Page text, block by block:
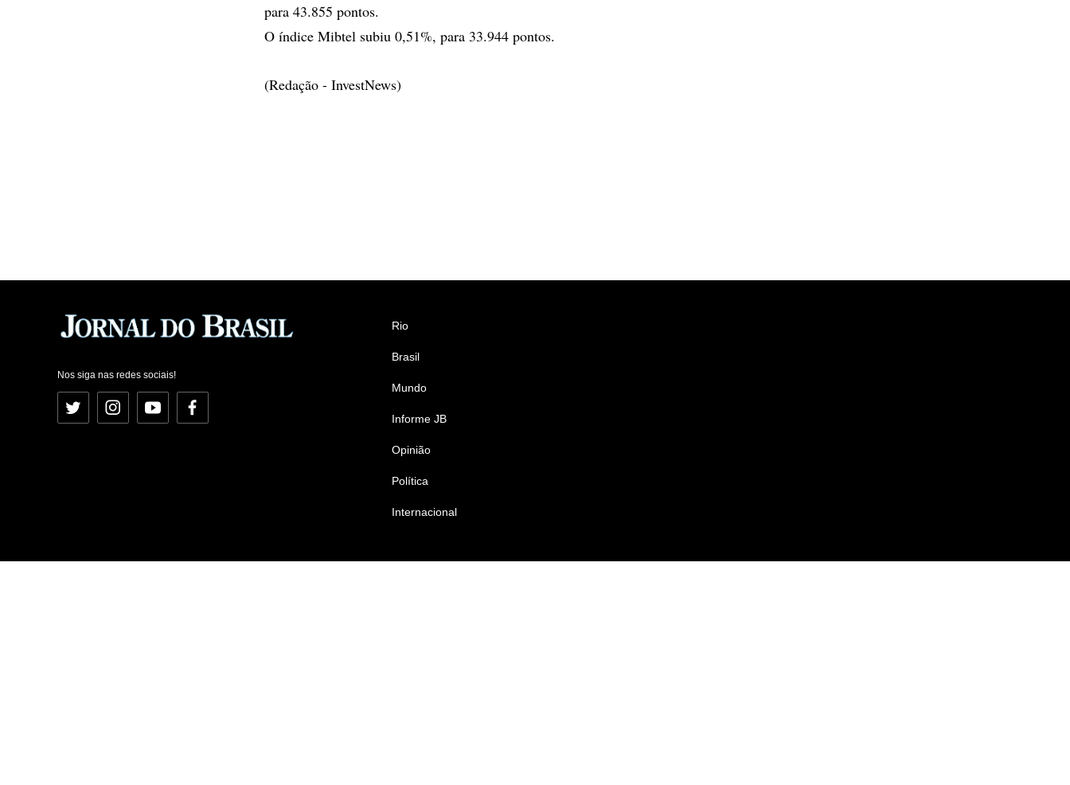
para 43.855 pontos.
O índice Mibtel subiu 0,51%, para 33.944 pontos.
(Redação - InvestNews)
Nos siga nas redes sociais!
Twitter InstagramYouTubeFacebook
Rio
Brasil
Mundo
Informe JB
Opinião
Política
Internacional